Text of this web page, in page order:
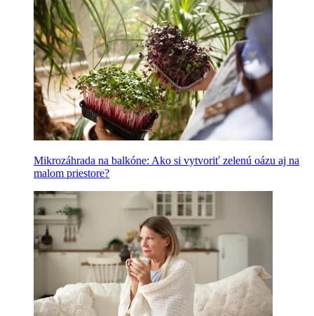
Mikrozáhrada na balkóne: Ako si vytvoriť zelenú oázu aj na
malom priestore?